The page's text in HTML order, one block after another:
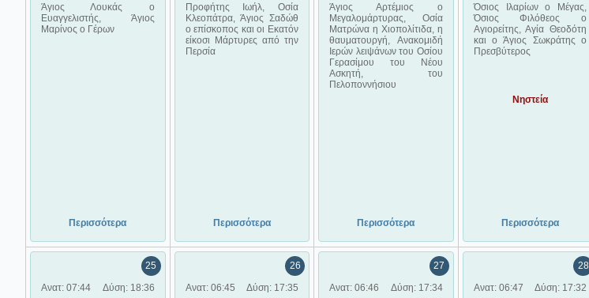
Άγιος Λουκάς ο
Ευαγγελιστής, Άγιος
Μαρίνος ο Γέρων
Περισσότερα
Προφήτης Ιωήλ, Οσία
Κλεοπάτρα, Άγιος Σαδώθ
ο επίσκοπος και οι Εκατόν
είκοσι Μάρτυρες από την
Περσία
Περισσότερα
Άγιος Αρτέμιος ο
Μεγαλομάρτυρας, Οσία
Ματρώνα η Χιοπολίτιδα, η
θαυματουργή, Ανακομιδή
Ιερών λειψάνων του Οσίου
Γερασίμου του Νέου
Ασκητή, του
Πελοποννήσιου
Περισσότερα
Όσιος Ιλαρίων ο Μέγας,
Όσιος Φιλόθεος ο
Αγιορείτης, Αγία Θεοδότη
και ο Άγιος Σωκράτης ο
Πρεσβύτερος
Νηστεία
Περισσότερα
25
Ανατ: 07:44
Δύση: 18:36
26
Ανατ: 06:45
Δύση: 17:35
27
Ανατ: 06:46
Δύση: 17:34
28
Ανατ: 06:47
Δύση: 17:32